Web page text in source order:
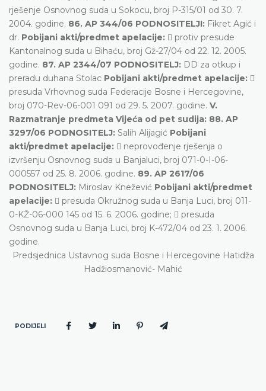
rješenje Osnovnog suda u Sokocu, broj P-315/01 od 30. 7.
2004. godine. 86. AP 344/06 PODNOSITELJI: Fikret Agić i
dr. Pobijani akti/predmet apelacije:  protiv presude
Kantonalnog suda u Bihaću, broj Gž-27/04 od 22. 12. 2005.
godine. 87. AP 2344/07 PODNOSITELJ: DD za otkup i
preradu duhana Stolac Pobijani akti/predmet apelacije: 
presuda Vrhovnog suda Federacije Bosne i Hercegovine,
broj 070-Rev-06-001 091 od 29. 5. 2007. godine. V.
Razmatranje predmeta Vijeća od pet sudija: 88. AP
3297/06 PODNOSITELJ: Salih Alijagić Pobijani
akti/predmet apelacije:  neprovođenje rješenja o
izvršenju Osnovnog suda u Banjaluci, broj 071-0-I-06-
000557 od 25. 8. 2006. godine. 89. AP 2617/06
PODNOSITELJ: Miroslav Knežević Pobijani akti/predmet
apelacije:  presuda Okružnog suda u Banja Luci, broj 011-
0-KŽ-06-000 145 od 15. 6. 2006. godine;  presuda
Osnovnog suda u Banja Luci, broj K-472/04 od 23. 1. 2006.
godine.
Predsjednica Ustavnog suda Bosne i Hercegovine Hatidža
Hadžiosmanović- Mahić
PODIJELI